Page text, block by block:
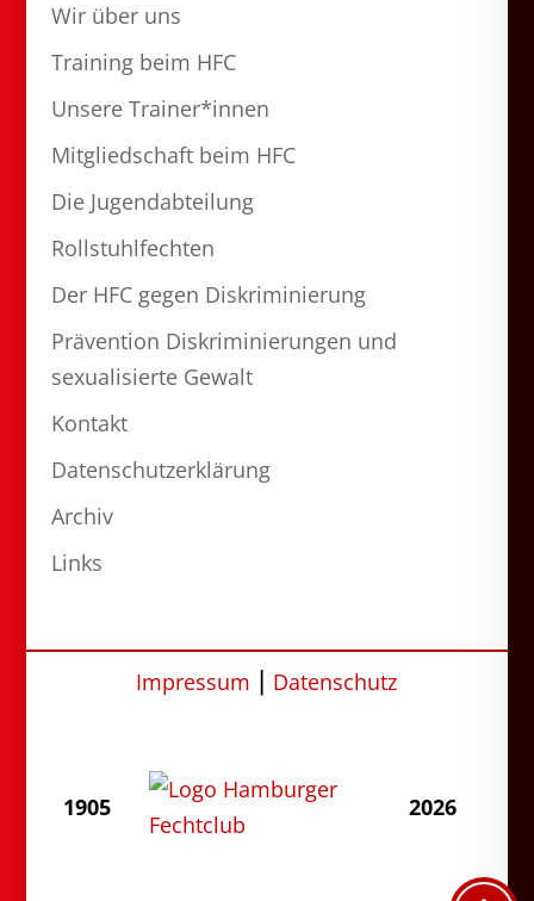
Wir über uns
Training beim HFC
Unsere Trainer*innen
Mitgliedschaft beim HFC
Die Jugendabteilung
Rollstuhlfechten
Der HFC gegen Diskriminierung
Prävention Diskriminierungen und
sexualisierte Gewalt
Kontakt
Datenschutzerklärung
Archiv
Links
Impressum Datenschutz
1905 2026